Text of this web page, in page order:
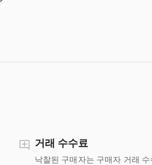
거래 수수료
낙찰된 구매자는 구매자 거래